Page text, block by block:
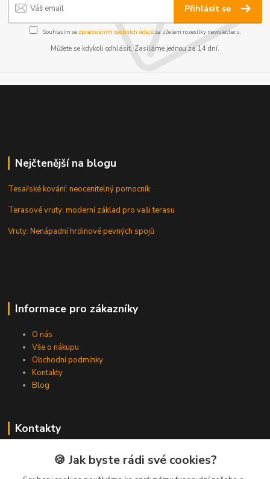
Přihlásit se
Souhlasím se zpracováním osobních údajůza účelem rozesílky newsletteru.
Můžete se kdykoli odhlásit. Zasíláme jednou za 14 dní.
Nejčtenější na blogu
Tesařské kování: neocenitelný pomocník
Terasové vruty: moderní základ pro vaši terasu
Vruty: Nenápadní hrdinové pevných spojů
Informace pro zákazníky
O nás
Vše o nákupu
Obchodní podmínky
Kontakty
Blog
Kontakty
Zákaznická podpora Spojovat.cz
+420 606 036 459
🍪 Jak byste rádi své cookies?